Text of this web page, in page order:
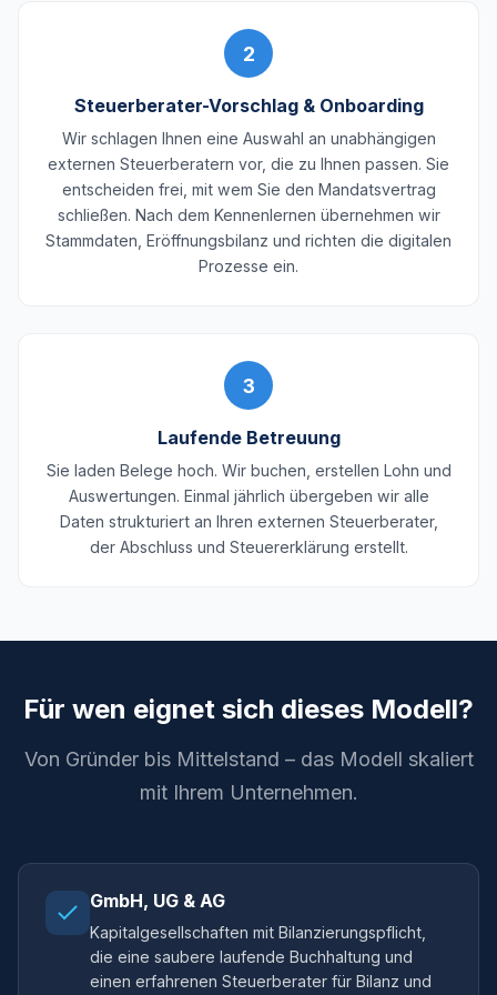
2
Steuerberater-Vorschlag & Onboarding
Wir schlagen Ihnen eine Auswahl an unabhängigen
externen Steuerberatern vor, die zu Ihnen passen. Sie
entscheiden frei, mit wem Sie den Mandatsvertrag
schließen. Nach dem Kennenlernen übernehmen wir
Stammdaten, Eröffnungsbilanz und richten die digitalen
Prozesse ein.
3
Laufende Betreuung
Sie laden Belege hoch. Wir buchen, erstellen Lohn und
Auswertungen. Einmal jährlich übergeben wir alle
Daten strukturiert an Ihren externen Steuerberater,
der Abschluss und Steuererklärung erstellt.
Für wen eignet sich dieses Modell?
Von Gründer bis Mittelstand – das Modell skaliert
mit Ihrem Unternehmen.
GmbH, UG & AG
Kapitalgesellschaften mit Bilanzierungspflicht,
die eine saubere laufende Buchhaltung und
einen erfahrenen Steuerberater für Bilanz und